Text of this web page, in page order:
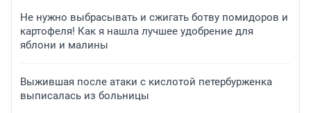
Не нужно выбрасывать и сжигать ботву помидоров и
картофеля! Как я нашла лучшее удобрение для
яблони и малины
Выжившая после атаки с кислотой петербурженка
выписалась из больницы